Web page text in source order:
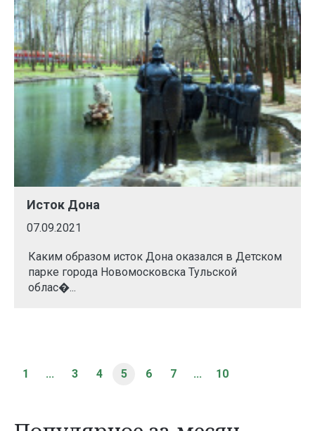
Исток Дона
07.09.2021
Каким образом исток Дона оказался в Детском
парке города Новомосковска Тульской
облас�...
1 ... 3 4 5 6 7 ... 10